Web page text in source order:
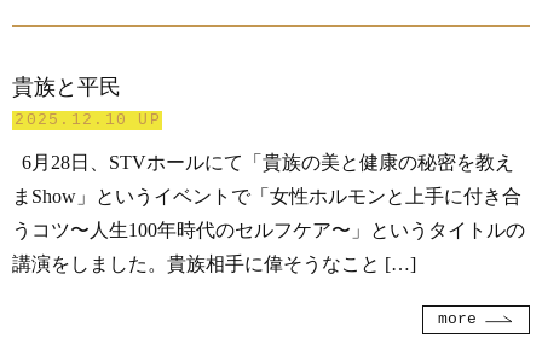
貴族と平民
2025.12.10 UP
6月28日、STVホールにて「貴族の美と健康の秘密を教え
まShow」というイベントで「女性ホルモンと上手に付き合
うコツ〜人生100年時代のセルフケア〜」というタイトルの
講演をしました。貴族相手に偉そうなこと […]
more